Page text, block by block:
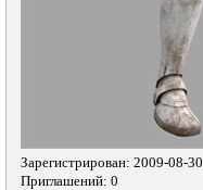
Зарегистрирован: 2009-08-30
Приглашений: 0